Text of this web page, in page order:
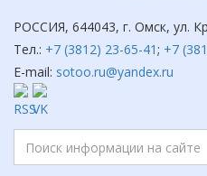
РОССИЯ, 644043, г. Омск, ул.
Тел.: +7 (3812) 23-65-41; +7
E-mail: sotoo.ru@yandex.ru